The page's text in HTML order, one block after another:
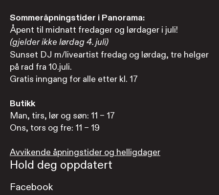
Sommeråpningstider i Panorama:
Åpent til midnatt fredager og lørdager i juli!
(gjelder ikke lørdag 4. juli)
Sunset DJ m/liveartist fredag og lørdag, tre helger
på rad fra 10.juli.
Gratis inngang for alle etter kl. 17
Butikk
Man, tirs, lør og søn: 11 – 17
Ons, tors og fre: 11 – 19
Avvikende åpningstider og helligdager
Hold deg oppdatert
Facebook